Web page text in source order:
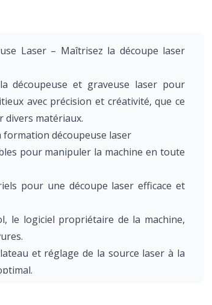
Laser – Maîtrisez la découpe laser
découpeuse et graveuse laser pour
avec précision et créativité, que ce
divers matériaux.
découpeuse laser
pour manipuler la machine en toute
pour une découpe laser efficace et
le logiciel propriétaire de la machine,
et réglage de la source laser à la